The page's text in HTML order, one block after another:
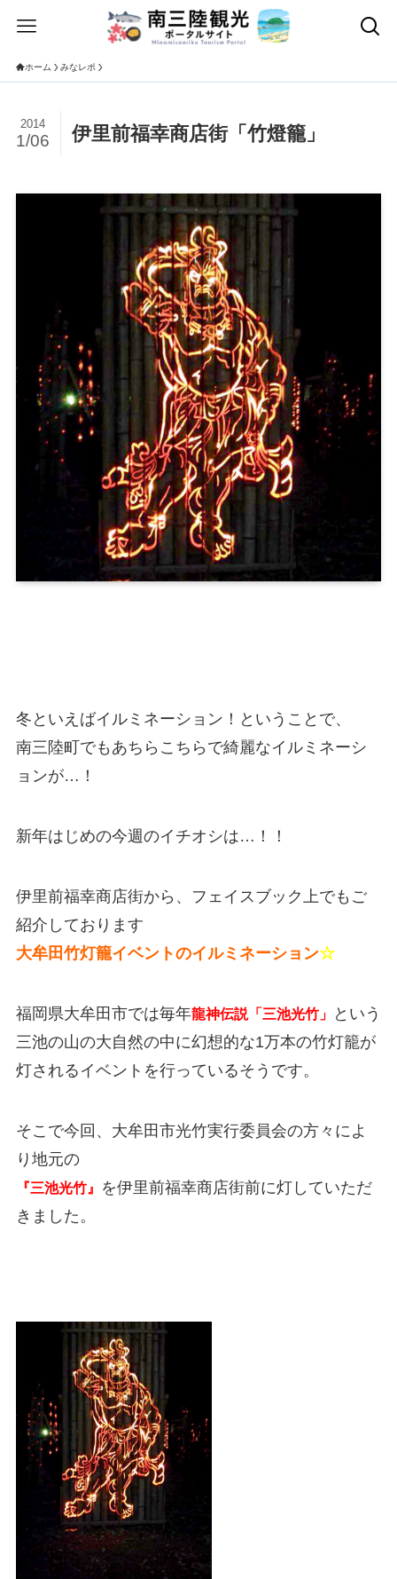
ホーム みなレポ
伊里前福幸商店街「竹燈籠」
2014
1/06
冬といえばイルミネーション！ということで、
南三陸町でもあちらこちらで綺麗なイルミネーシ
ョンが…！
新年はじめの今週のイチオシは…！！
伊里前福幸商店街から、フェイスブック上でもご
紹介しております
大牟田竹灯籠イベントのイルミネーション☆
福岡県大牟田市では毎年龍神伝説「三池光竹」
という
三池の山の大自然の中に幻想的な1万本の竹灯籠が
灯されるイベントを行っているそうです。
そこで今回、大牟田市光竹実行委員会の方々によ
り地元の
『三池光竹』
を伊里前福幸商店街前に灯していただ
きました。